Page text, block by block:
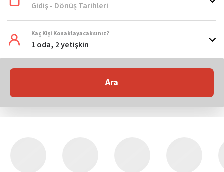
Gidiş - Dönüş Tarihleri
Kaç Kişi Konaklayacaksınız?
1 oda, 2 yetişkin
Ara